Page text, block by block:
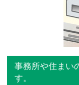
事務所や住まい
す。